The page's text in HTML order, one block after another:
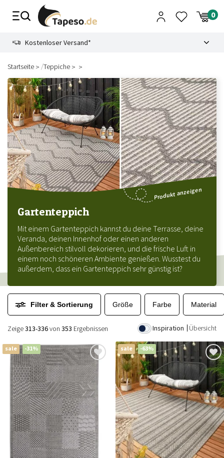
Zusammenbruch
Kostenloser Versand*
Startseite /Teppiche
Gartenteppich
Mit einem Gartenteppich kannst du deine Terrasse, deine
Veranda, deinen Innenhof oder einen anderen
Außenbereich stilvoll dekorieren, und die frische Luft in
einem noch schöneren Ambiente genießen. Wusstest du
außerdem, dass ein Gartenteppich sehr günstig ist?
Produkt anzeigen
Filter & Sortierung Größe Farbe Material
Inspiration Übersicht
Zeige313-336von 353 Ergebnissen
sale -31% sale -63%